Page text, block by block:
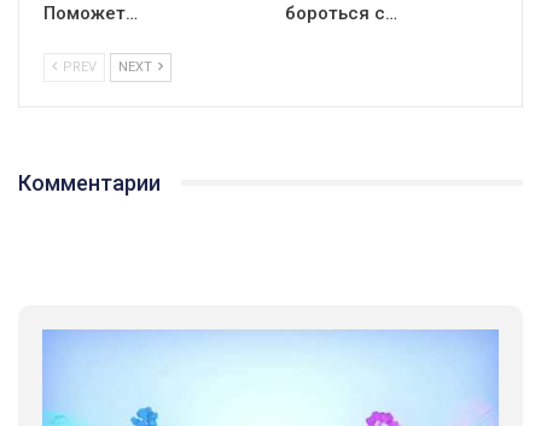
Поможет…
бороться с…
PREV NEXT
Комментарии